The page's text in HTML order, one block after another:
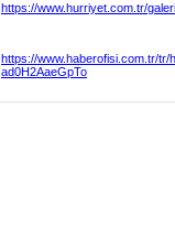
https://www.hurriyet.com.tr/
https://www.haberofisi.com.tr/
ad0H2AaeGpTo